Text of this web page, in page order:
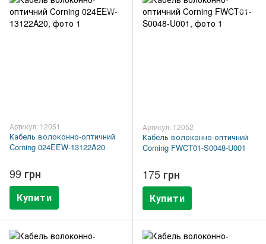
Артикул: 12051
Кабель волоконно-оптичний
Corning 024EEW-13122A20
99 грн
Купити
Артикул: 12052
Кабель волоконно-оптичний
Corning FWCT01-S0048-U001
175 грн
Купити